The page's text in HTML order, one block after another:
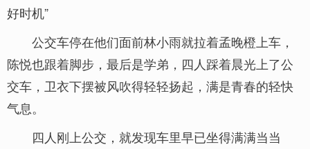
好时机”
公交车停在他们面前林小雨就拉着孟晚橙上车，
陈悦也跟着脚步，最后是学弟，四人踩着晨光上了公
交车，卫衣下摆被风吹得轻轻扬起，满是青春的轻快
气息。
四人刚上公交，就发现车里早已坐得满满当当